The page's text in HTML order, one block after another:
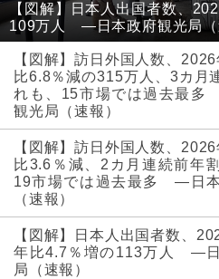
【図解】日本人出国者数、
109万人 ―日本政府観光局（
【図解】訪日外国人数、
比6.8％減の315万人、3カ月
れも、15市場では過去最
観光局（速報）
【図解】訪日外国人数、
比3.6％減、2カ月連続前年
19市場では過去最多 ―日
（速報）
【図解】日本人出国者数、
年比4.7％増の113万人 ―
局（速報）